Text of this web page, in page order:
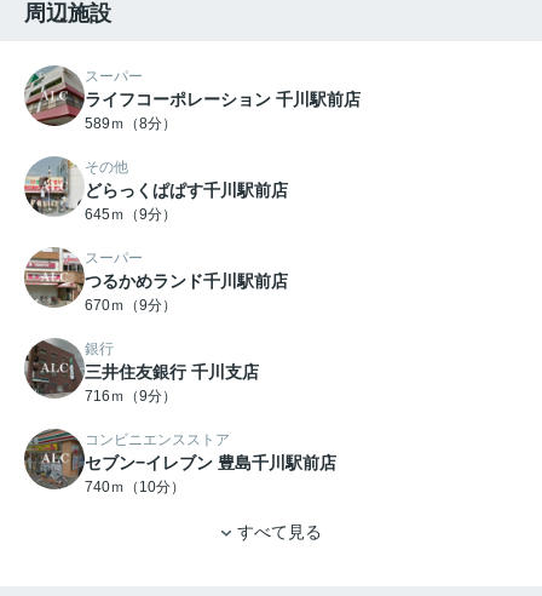
周辺施設
スーパー
ライフコーポレーション 千川駅前店
589ｍ（8分）
その他
どらっくぱぱす千川駅前店
645ｍ（9分）
スーパー
つるかめランド千川駅前店
670ｍ（9分）
銀行
三井住友銀行 千川支店
716ｍ（9分）
コンビニエンスストア
セブン−イレブン 豊島千川駅前店
740ｍ（10分）
すべて見る